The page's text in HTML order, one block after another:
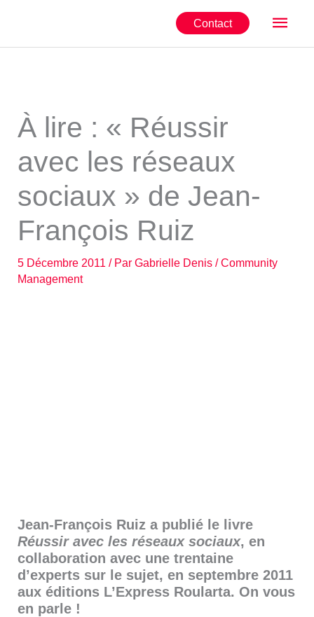
Contact
À lire : « Réussir
avec les réseaux
sociaux » de Jean-
François Ruiz
5 Décembre 2011/ ParGabrielle Denis/Community
Management
Jean-François Ruiz a publié le livre
Réussir avec les réseaux sociaux, en
collaboration avec une trentaine
d’experts sur le sujet, en septembre 2011
aux éditions L’Express Roularta. On vous
en parle !